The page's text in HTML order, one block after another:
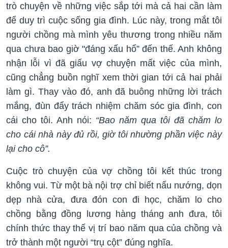
trò chuyện về những việc sắp tới mà cả hai cần làm
để duy trì cuộc sống gia đình. Lúc này, trong mắt tôi
người chồng mà mình yêu thương trong nhiều năm
qua chưa bao giờ "đáng xấu hổ” đến thế. Anh không
nhận lỗi vì đã giấu vợ chuyện mất việc của mình,
cũng chẳng buồn nghĩ xem thời gian tới cả hai phải
làm gì. Thay vào đó, anh đã buông những lời trách
mắng, đùn đẩy trách nhiệm chăm sóc gia đình, con
cái cho tôi. Anh nói: “Bao năm qua tôi đã chăm lo
cho cái nhà này đủ rồi, giờ tôi nhường phần việc này
lại cho cô”.
Cuộc trò chuyện của vợ chồng tôi kết thúc trong
không vui. Từ một bà nội trợ chỉ biết nấu nướng, dọn
dẹp nhà cửa, đưa đón con đi học, chăm lo cho
chồng bằng đồng lương hàng tháng anh đưa, tôi
chính thức thay thế vị trí bao năm qua của chồng và
trở thành một người “trụ cột” đúng nghĩa.